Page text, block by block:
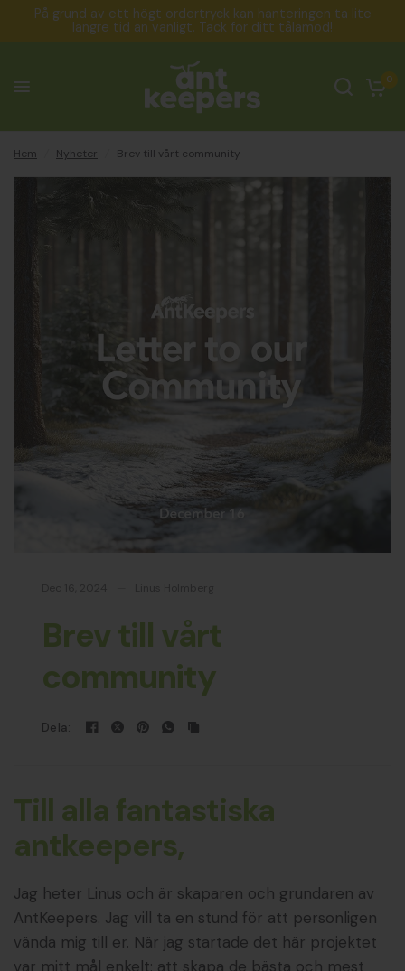
På grund av ett högt ordertryck kan hanteringen ta lite
längre tid än vanligt. Tack för ditt tålamod!
0
Hem Nyheter Brev till vårt community
Brev till vårt
community
Dela:
Till alla fantastiska
antkeepers,
Jag heter Linus och är skaparen och grundaren av
AntKeepers. Jag vill ta en stund för att personligen
vända mig till er. När jag startade det här projektet
var mitt mål enkelt: att skapa de bästa och mest